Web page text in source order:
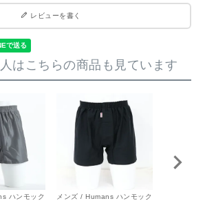
レビューを書く
はこちらの商品も見ています
ハンモック
メンズ / Humans ハンモック